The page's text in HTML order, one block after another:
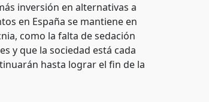
inversión en alternativas a
en España se mantiene en
como la falta de sedación
y que la sociedad está cada
hasta lograr el fin de la